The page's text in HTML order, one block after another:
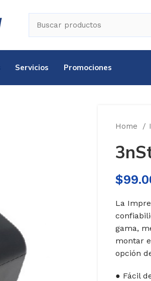
Servicios Promociones
Home
$
La
gama,
montar
opción
● Fácil